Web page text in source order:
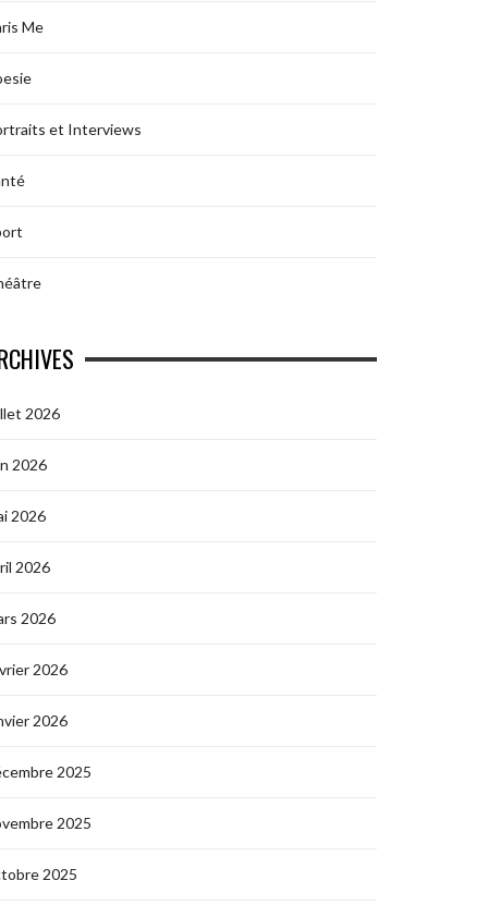
Me
et Interviews
2026
2026
2026
2026
2026
2026
2026
2025
2025
2025